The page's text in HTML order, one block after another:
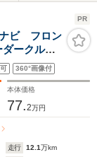
PR
ビ フロン
ークルー
コーナー
ドラレコ
360°画像付
本体価格
77.2万円
走行 12.1万km